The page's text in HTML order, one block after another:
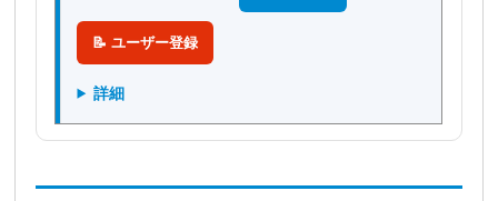
📝 ユーザー登録
詳細